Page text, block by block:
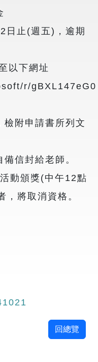
日止(週五)，逾期
以下網址
r/gBXL147eG0
檢附申請書所列文
信封給老師。
動頒獎(中午12點
，將取消資格。
回總覽